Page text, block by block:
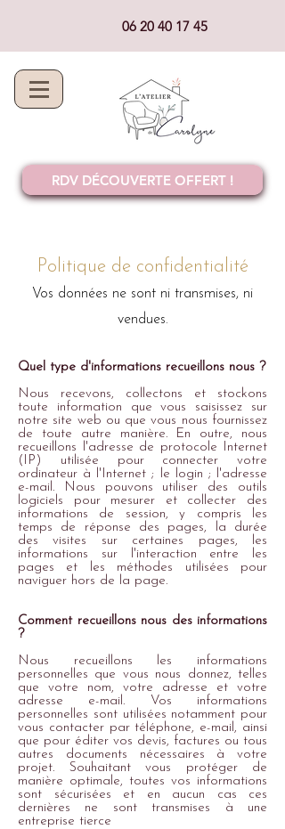
RDV DÉCOUVERTE OFFERT !
06 20 40 17 45
Politique de confidentialité
Vos données ne sont ni transmises, ni
vendues.
Quel type d'informations recueillons nous ?
Nous recevons, collectons et stockons
toute information que vous saisissez sur
notre site web ou que vous nous fournissez
de toute autre manière. En outre, nous
recueillons l'adresse de protocole Internet
(IP) utilisée pour connecter votre
ordinateur à l'Internet ; le login ; l'adresse
e-mail. Nous pouvons utiliser des outils
logiciels pour mesurer et collecter des
informations de session, y compris les
temps de réponse des pages, la durée
des visites sur certaines pages, les
informations sur l'interaction entre les
pages et les méthodes utilisées pour
naviguer hors de la page.
Comment recueillons nous des informations
?
Nous recueillons les informations
personnelles que vous nous donnez, telles
que votre nom, votre adresse et votre
adresse e-mail. Vos informations
personnelles sont utilisées notamment pour
vous contacter par téléphone, e-mail, ainsi
que pour éditer vos devis, factures ou tous
autres documents nécessaires à votre
projet. Souhaitant vous protéger de
manière optimale, toutes vos informations
sont sécurisées et en aucun cas ces
dernières ne sont transmises à une
entreprise tierce